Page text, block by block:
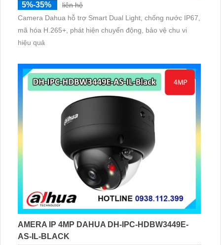
5%-35%
liên hệ
Camera Dahua hỗ trợ Smart Dual Light, chống nước IP67,
mã hóa H.265+, phát hiện chuyển động, bảo vệ chu vi
hiệu quả
AMERA IP 4MP DAHUA DH-IPC-HDBW3449E-
AS-IL-BLACK